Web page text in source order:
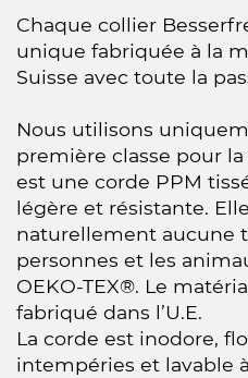
Chaque collier
unique fabriquée à la
Suisse avec toute la
Nous utilisons
première classe pour
est une corde PPM
légère et résistante.
naturellement aucune
personnes et les
OEKO-TEX®. Le
fabriqué dans l’U.E.
La corde est inodore,
intempéries et lavable à